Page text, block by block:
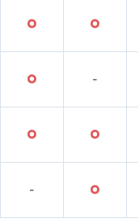
○ ○
○ -
○ ○
- ○